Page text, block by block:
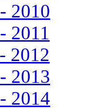
2010
2011
2012
2013
2014